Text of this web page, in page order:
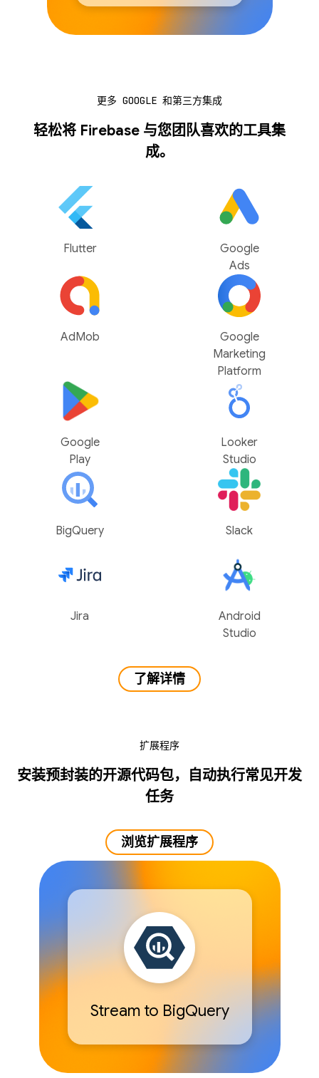
更多 GOOGLE 和第三方集成
轻松将 Firebase 与您团队喜欢的工具集
成。
Flutter
Google
Ads
AdMob
Google
Marketing
Platform
Google
Play
Looker
Studio
BigQuery Slack
Jira
Android
Studio
了解详情
扩展程序
安装预封装的开源代码包，自动执行常见开发
任务
浏览扩展程序
Stream to BigQuery